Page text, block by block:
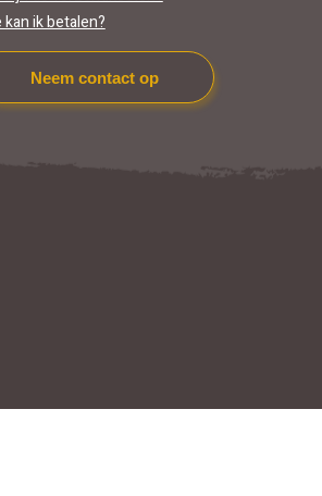
kan ik betalen?
Neem contact op